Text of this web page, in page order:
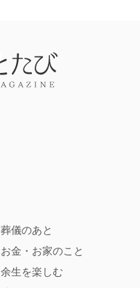
葬儀のあと
お金・お家のこと
余生を楽しむ